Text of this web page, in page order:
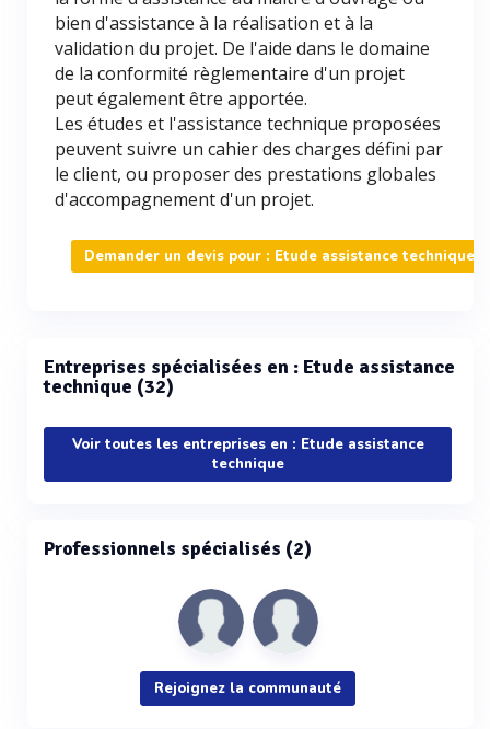
bien d'assistance à la réalisation et à la
validation du projet. De l'aide dans le domaine
de la conformité règlementaire d'un projet
peut également être apportée.
Les études et l'assistance technique proposées
peuvent suivre un cahier des charges défini par
le client, ou proposer des prestations globales
d'accompagnement d'un projet.
Demander un devis pour : Etude assistance technique
Entreprises spécialisées en : Etude assistance
technique (32)
Voir toutes les entreprises en : Etude assistance
technique
Professionnels spécialisés (2)
Rejoignez la communauté